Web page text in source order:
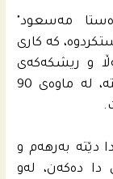
مه‌سعود"
كه‌ كارى
و ریشكه‌كه‌ى
ده‌كات و ته‌نها یه‌ك كرێكاریشى پێویسته‌، له‌ ماوه‌ى 90
دێته‌ به‌رهه‌م و
دا ده‌كه‌ن، له‌و